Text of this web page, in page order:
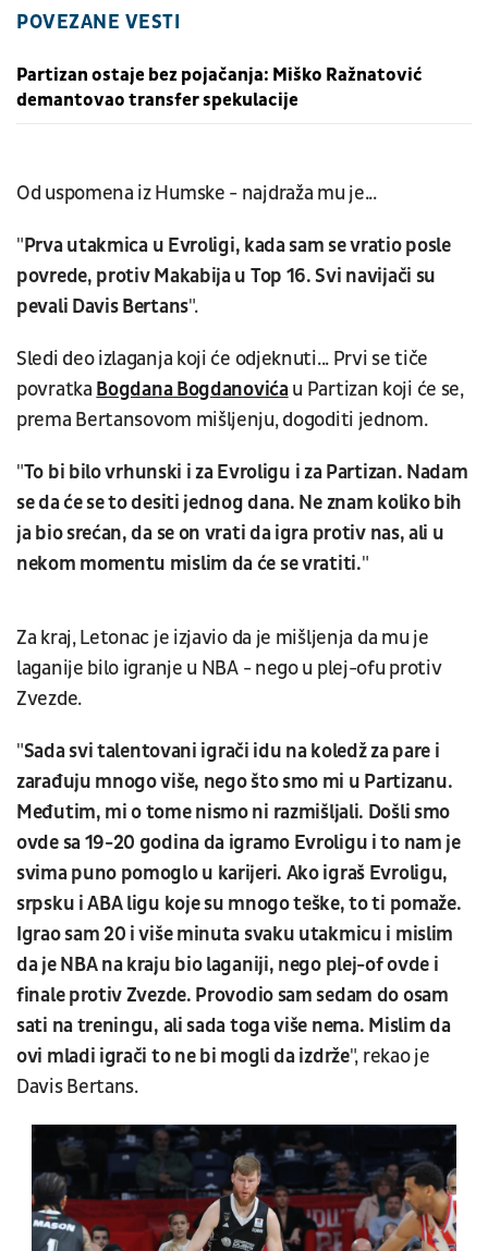
POVEZANE VESTI
Partizan ostaje bez pojačanja: Miško Ražnatović
demantovao transfer spekulacije
Od uspomena iz Humske - najdraža mu je...
"Prva utakmica u Evroligi, kada sam se vratio posle
povrede, protiv Makabija u Top 16. Svi navijači su
pevali Davis Bertans".
Sledi deo izlaganja koji će odjeknuti... Prvi se tiče
povratka Bogdana Bogdanovićau Partizan koji će se,
prema Bertansovom mišljenju, dogoditi jednom.
"To bi bilo vrhunski i za Evroligu i za Partizan. Nadam
se da će se to desiti jednog dana. Ne znam koliko bih
ja bio srećan, da se on vrati da igra protiv nas, ali u
nekom momentu mislim da će se vratiti."
Za kraj, Letonac je izjavio da je mišljenja da mu je
laganije bilo igranje u NBA - nego u plej-ofu protiv
Zvezde.
"Sada svi talentovani igrači idu na koledž za pare i
zarađuju mnogo više, nego što smo mi u Partizanu.
Međutim, mi o tome nismo ni razmišljali. Došli smo
ovde sa 19-20 godina da igramo Evroligu i to nam je
svima puno pomoglo u karijeri. Ako igraš Evroligu,
srpsku i ABA ligu koje su mnogo teške, to ti pomaže.
Igrao sam 20 i više minuta svaku utakmicu i mislim
da je NBA na kraju bio laganiji, nego plej-of ovde i
finale protiv Zvezde. Provodio sam sedam do osam
sati na treningu, ali sada toga više nema. Mislim da
ovi mladi igrači to ne bi mogli da izdrže", rekao je
Davis Bertans.